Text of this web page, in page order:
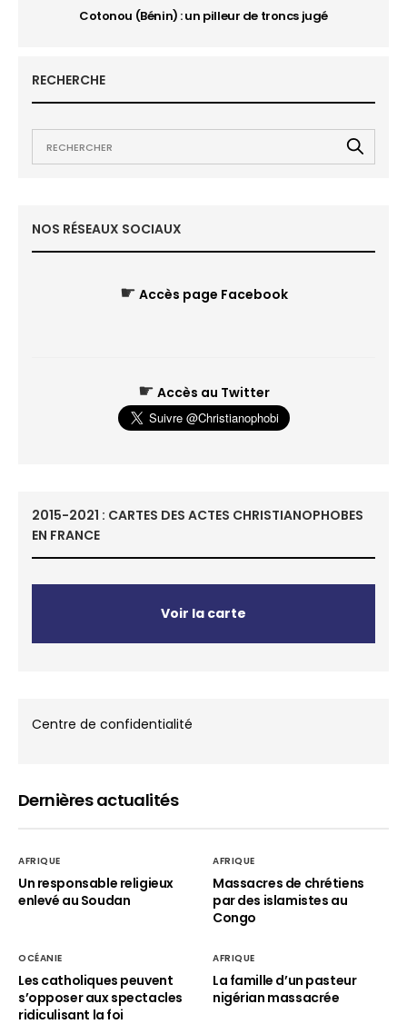
Cotonou (Bénin) : un pilleur de troncs jugé
RECHERCHE
NOS RÉSEAUX SOCIAUX
☛ Accès page Facebook
☛ Accès au Twitter
2015-2021 : CARTES DES ACTES CHRISTIANOPHOBES
EN FRANCE
Voir la carte
Centre de confidentialité
Dernières actualités
AFRIQUE
Un responsable religieux
enlevé au Soudan
AFRIQUE
Massacres de chrétiens
par des islamistes au
Congo
OCÉANIE
Les catholiques peuvent
s’opposer aux spectacles
ridiculisant la foi
AFRIQUE
La famille d’un pasteur
nigérian massacrée